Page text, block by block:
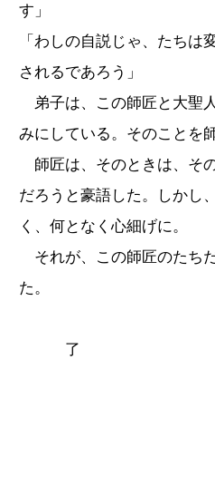
す」
「わしの自説じゃ、たちは
されるであろう」
弟子は、この師匠と大聖
みにしている。そのことを
師匠は、そのときは、そ
だろうと豪語した。しかし
く、何となく心細げに。
それが、この師匠のたち
た。
了